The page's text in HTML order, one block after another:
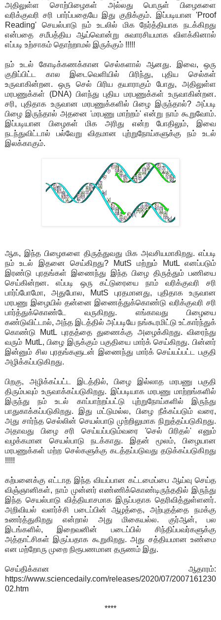
அதிலுள்ள சொற்பிழைகள் அல்லது பொருள் பிழைகளை
வரிக்குவரி சரி பார்ப்பதையே இது குறிக்கும். இப்படியான 'Proof
Reading' செயல்பாடு நம் உடலில் மிக நேர்த்தியாக நடக்கிறது
என்பதை சமீபத்திய ஆய்வொன்று சுவாரசியமாக விளக்கினால்
எப்படி உற்சாகம் தொற்றாமல் இருக்கும் !!!!!
நம் உடல் கோடிக்கணக்கான செல்களால் ஆனது. இவை, ஒரு
குறிப்பிட்ட கால இடைவெளியில் பிரிந்து, புதிய செல்கள்
உருவாகின்றன. ஒரு செல் பிரிய தயாராகும் போது, அதிலுள்ள
மரபணுக்கள் (DNA) பிளந்து புதிய மரபணுக்கள் உருவாகின்றன.
சரி, புதிதாக உருவான மரபணுக்களில் பிழை இருந்தால்? அப்படி
பிழை இருந்தால் அதனை 'மரபணு மாற்றம்' என்று நாம் கூறுவோம்.
இப்படியான பிழைகள் மிக அரிது என்ற போதிலும், இவை
நடந்துவிட்டால் பல்வேறு விதமான புற்றுநோய்களுக்கு நம் உடல்
இலக்காகும்.
ஆக, இந்த பிழைகளை திருத்துவது மிக அவசியமாகிறது. எப்படி
நம் உடல் இதனை செய்கிறது? MutS மற்றும் MutL எனப்படும்
இரண்டு புரதங்கள் இணைந்து இந்த பிழை திருத்தும் பணியை
செய்கின்றன. எப்படி ஒரு கட்டுரையை நாம் வரிக்குவரி சரி
பார்ப்போமோ, அதுபோல, MutS புரதமானது, புதிதாக உருவான
மரபணு இழையில் தன்னை இணைத்துக்கொண்டு வரிக்குவரி சரி
பார்த்துக்கொண்டே வருகிறது. எங்காவது பிழையை
கண்டுவிட்டால், அந்த இடத்தில் அப்படியே நங்கூரமிட்டு உட்கார்ந்துக்
கொண்டு MutL புரதத்தை துணைக்கு அழைக்கிறது. விரைந்து
வரும் MutL, பிழை இருக்கும் பகுதியை மார்க் செய்கிறது. பின்னர்
இன்னும் சில புரதங்களுடன் இணைந்து மார்க் செய்யப்பட்ட பகுதி
அழிக்கப்படுகிறது.
பிறகு, அழிக்கப்பட்ட இடத்தில், பிழை இல்லாத மரபணு பகுதி
திரும்பவும் உருவாக்கப்படுகிறது. இப்படியாக மரபணு மாற்றங்களில்
இருந்து நம் உடல் காப்பாற்றப்பட்டு புற்றுநோய்களில் இருந்து
பாதுகாக்கப்படுகிறது. இது மட்டுமல்ல, பிழை நீக்கப்படும் வரை,
அது சார்ந்த செல்லின் செயல்பாடு முற்றிலுமாக நிறுத்தப்படுகிறது.
அதாவது பிழை சரி செய்யப்படும்வரை 'செல் பிரிதல்' எனும்
வழக்கமான செயல்பாடு நடக்காது. இதன் மூலம், பிழையான
மரபணுக்கள் மற்ற செல்களுக்கு கடத்தப்படுவது தடுக்கப்படுகிறது
!!!!!
கற்பனைக்கு எட்டாத இந்த வியப்பான கட்டமைப்பை ஆய்வு செய்த
விஞ்ஞானிகள், நாம் முன்னர் எண்ணிக்கொண்டிருந்ததில் இருந்து
இந்த செயல்பாடு வித்தியாசமாக இருப்பதாக தெரிவித்துள்ளனர்.
அறிவியல் வளர்ச்சி படைப்பின் ஆழத்தை, அற்புதத்தை நமக்கு
உணர்த்துகிறது என்றால் அது மிகையல்ல. குர்ஆன், பல
இடங்களில், இறைவனின் படைப்பில் சிந்திப்பவர்களுக்கு
அத்தாட்சிகள் இருப்பதாக கூறுகிறது. அது சத்தியமான உண்மை
என மற்றோரு முறை நிரூபணமான தருணம் இது.
செய்திக்கான ஆதாரம்:
https://www.sciencedaily.com/releases/2020/07/2007161230
02.htm
****